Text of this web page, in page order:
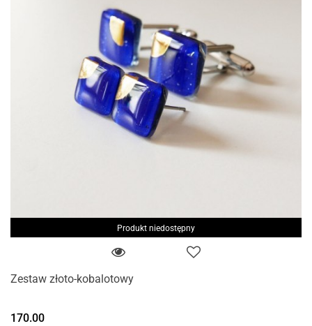
Produkt niedostępny
Zestaw złoto-kobalotowy
170.00